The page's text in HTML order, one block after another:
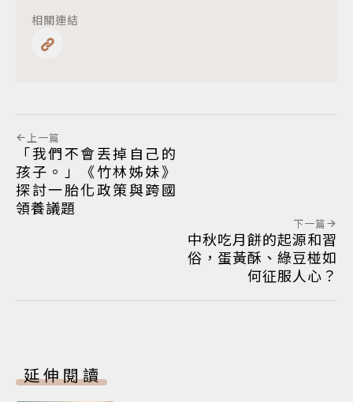
相關連結
上一篇
「我們不會丟掉自己的
孩子。」《竹林姊妹》
探討一胎化政策與跨國
領養議題
下一篇
中秋吃月餅的起源和習
俗，蛋黃酥、綠豆椪如
何征服人心？
延伸閱讀